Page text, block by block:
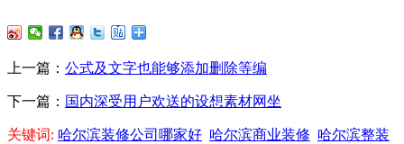
上一篇： 公式及文字也能够添加删除等编
下一篇： 国内深受用户欢送的设想素材网坐
关键词: 哈尔滨装修公司哪家好 哈尔滨商业装修 哈尔滨整装